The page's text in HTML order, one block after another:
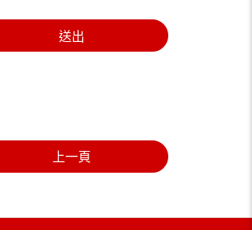
送出
上一頁